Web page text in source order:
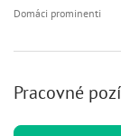
Domáci prominenti
Pracovné